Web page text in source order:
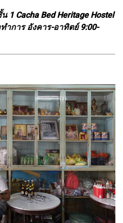
1 Cacha Bed Heritage Hostel
ำการ อังคาร-อาทิตย์ 9:00-